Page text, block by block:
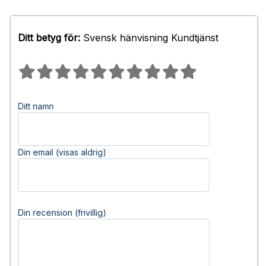
Ditt betyg för: Svensk hänvisning Kundtjänst
Ditt namn
Din email (visas aldrig)
Din recension (frivillig)